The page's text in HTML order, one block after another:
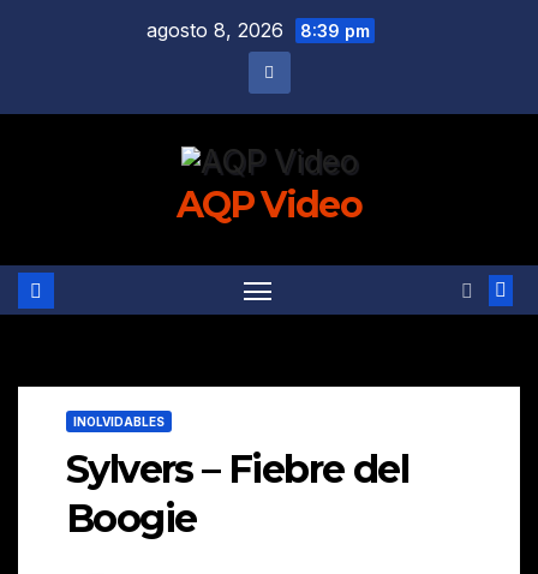
agosto 8, 2026 8:39 pm
AQP Video
INOLVIDABLES
Sylvers – Fiebre del
Boogie